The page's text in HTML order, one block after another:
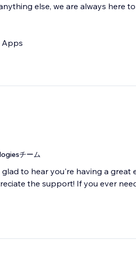
else, we are always here
Apps
チーム
glad to hear you're having a
the support! If you ever